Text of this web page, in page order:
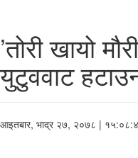
’तोरी खायो
युटुववाट
आइतबार, भाद्र २७, २०७८ |